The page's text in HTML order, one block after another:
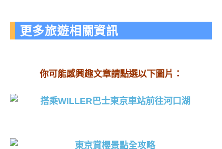
更多旅遊相關資訊
你可能感興趣文章請點選以下圖片：